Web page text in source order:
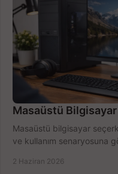
Masaüstü
Masaüstü bilgisayar
ve kullanım senaryosuna
2 Haziran 2026